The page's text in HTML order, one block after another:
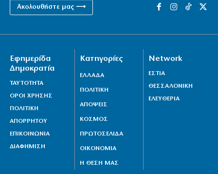
Ακολουθήστε μας ⟶
Εφημερίδα
Δημοκρατία
ΤΑΥΤΟΤΗΤΑ
ΟΡΟΙ ΧΡΗΣΗΣ
ΠΟΛΙΤΙΚΗ
ΑΠΟΡΡΗΤΟΥ
ΕΠΙΚΟΙΝΩΝΙΑ
ΔΙΑΦΗΜΙΣΗ
Κατηγορίες
ΕΛΛΑΔΑ
ΠΟΛΙΤΙΚΗ
ΑΠΟΨΕΙΣ
ΚΟΣΜΟΣ
ΠΡΩΤΟΣΕΛΙΔΑ
ΟΙΚΟΝΟΜΙΑ
Η ΘΕΣΗ ΜΑΣ
Network
ΕΣΤΙΑ
ΘΕΣΣΑΛΟΝΙΚΗ
ΕΛΕΥΘΕΡΙΑ